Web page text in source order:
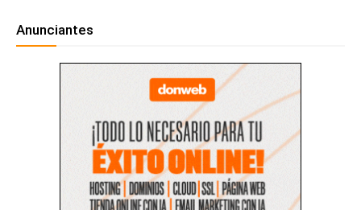
Anunciantes